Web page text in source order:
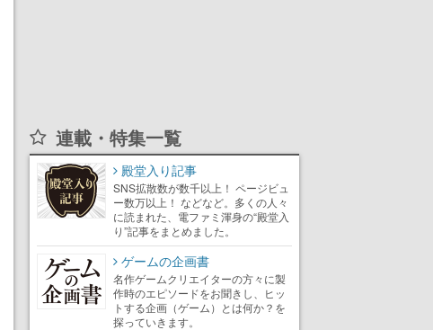
連載・特集一覧
殿堂入り記事
SNS拡散数が数千以上！ ページビュ
ー数万以上！ などなど。多くの人々
に読まれた、電ファミ渾身の“殿堂入
り”記事をまとめました。
ゲームの企画書
名作ゲームクリエイターの方々に製
作時のエピソードをお聞きし、ヒッ
トする企画（ゲーム）とは何か？を
探っていきます。